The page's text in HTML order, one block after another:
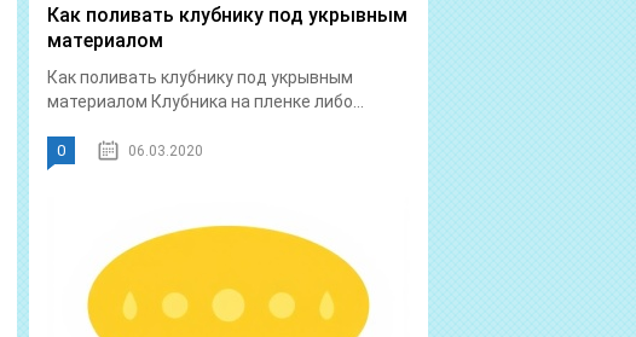
Как поливать клубнику под укрывным
материалом
Как поливать клубнику под укрывным
материалом Клубника на пленке либо...
0 06.03.2020